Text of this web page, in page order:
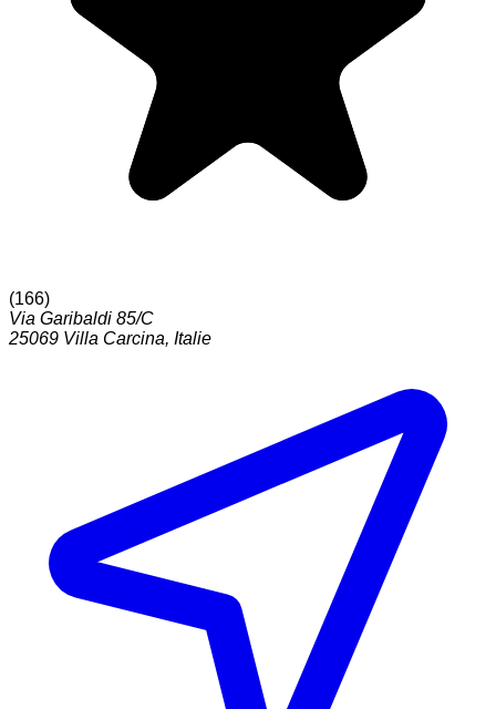
(166)
Via Garibaldi 85/C
25069 Villa Carcina, Italie